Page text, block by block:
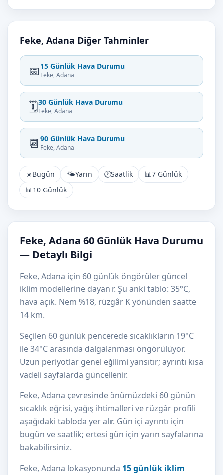
Feke, Adana Diğer Tahminler
📅 15 Günlük Hava Durumu
Feke, Adana
🗓️30 Günlük Hava Durumu
Feke, Adana
📆 90 Günlük Hava Durumu
Feke, Adana
☀️Bugün 🌤️Yarın 🕐Saatlik 📊7 Günlük
📊10 Günlük
Feke, Adana 60 Günlük Hava Durumu
— Detaylı Bilgi
Feke, Adana için 60 günlük öngörüler güncel
iklim modellerine dayanır. Şu anki tablo: 35°C,
hava açık. Nem %18, rüzgâr K yönünden saatte
14 km.
Seçilen 60 günlük pencerede sıcaklıkların 19°C
ile 34°C arasında dalgalanması öngörülüyor.
Uzun periyotlar genel eğilimi yansıtır; ayrıntı kısa
vadeli sayfalarda güncellenir.
Feke, Adana çevresinde önümüzdeki 60 günün
sıcaklık eğrisi, yağış ihtimalleri ve rüzgâr profili
aşağıdaki tabloda yer alır. Gün içi ayrıntı için
bugün ve saatlik; ertesi gün için yarın sayfalarına
bakabilirsiniz.
Feke, Adana lokasyonunda 15 günlük iklim